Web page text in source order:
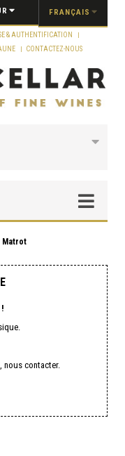
FRANÇAIS
& AUTHENTIFICATION
CONTACTEZ-NOUS
Matrot
contacter.